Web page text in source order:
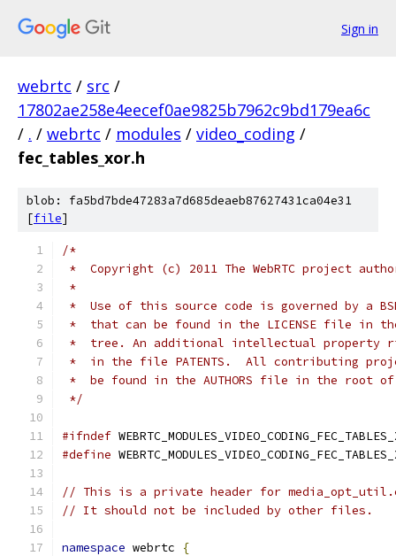
Sign in
webrtc / src /
17802ae258e4eecef0ae9825b7962c9bd179ea6c
/ . / webrtc / modules / video_coding /
fec_tables_xor.h
blob: fa5bd7bde47283a7d685deaeb87627431ca04e31
[file]
/*
*  Copyright (c) 2011 The WebRTC project
*
*  Use of this source code is governed by a
*  that can be found in the LICENSE file in
*  tree. An additional intellectual property
*  in the file PATENTS.  All contributing
*  be found in the AUTHORS file in the root
*/
#ifndef
#define
// This is a private header for
// It should not be included by other files.
namespace webrtc {